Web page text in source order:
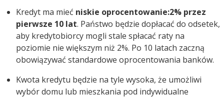
Kredyt ma mieć niskie oprocentowanie:2% przez
pierwsze 10 lat. Państwo będzie dopłacać do odsetek,
aby kredytobiorcy mogli stale spłacać raty na
poziomie nie większym niż 2%. Po 10 latach zaczną
obowiązywać standardowe oprocentowania banków.
Kwota kredytu będzie na tyle wysoka, że umożliwi
wybór domu lub mieszkania pod indywidualne